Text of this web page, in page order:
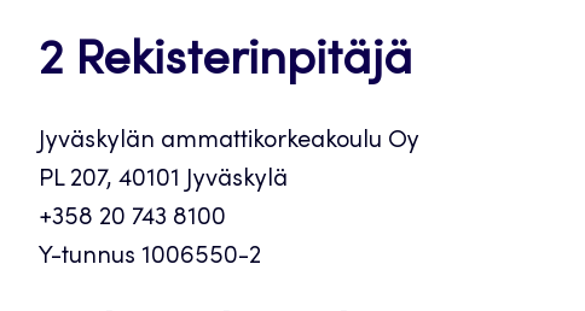
2 Rekisterinpitäjä
Jyväskylän ammattikorkeakoulu Oy
PL 207, 40101 Jyväskylä
+358 20 743 8100
Y-tunnus 1006550-2